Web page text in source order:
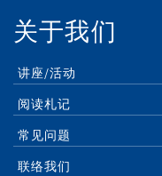
关于我们
讲座/活动
阅读札记
常见问题
联络我们